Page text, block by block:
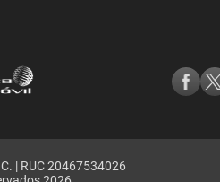
| RUC 20467534026